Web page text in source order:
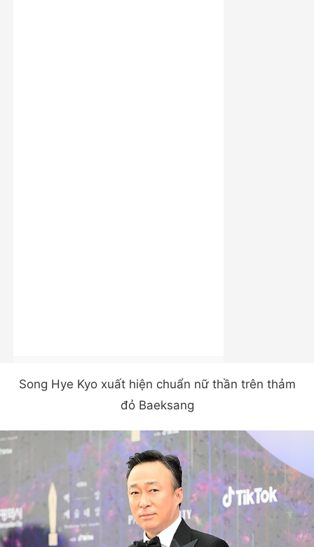
Song Hye Kyo xuất hiện chuẩn nữ thần trên thảm
đỏ Baeksang